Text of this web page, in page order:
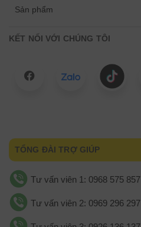
Sản phẩm
KẾT NỐI VỚI CHÚNG TÔI
TỔNG ĐÀI TRỢ GIÚP
Tư vấn viên 1: 0968 575 857
Tư vấn viên 2: 0969 296 297